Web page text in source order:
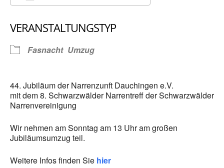
VERANSTALTUNGSTYP
Fasnacht Umzug
44. Jubiläum der Narrenzunft Dauchingen e.V.
mit dem 8. Schwarzwälder Narrentreff der Schwarzwälder
Narrenvereinigung
Wir nehmen am Sonntag am 13 Uhr am großen
Jubiläumsumzug teil.
Weitere Infos finden Sie hier